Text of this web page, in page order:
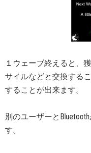
１ウェーブ終えると、
サイルなどと交換する
することが出来ます。
別のユーザーと
す。